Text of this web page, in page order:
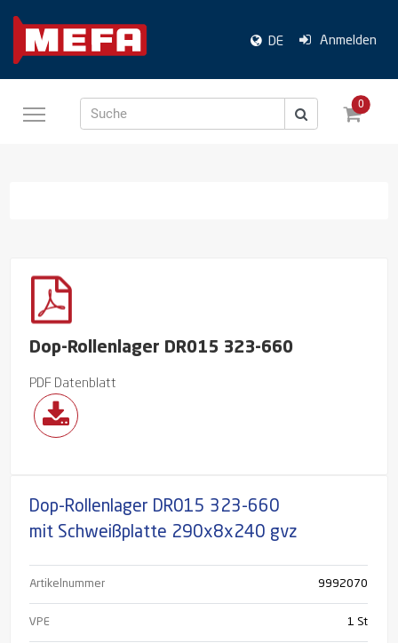
DE Anmelden
Suche
0
Dop-Rollenlager DR015 323-660
PDF Datenblatt
Dop-Rollenlager DR015 323-660
mit Schweißplatte 290x8x240 gvz
Artikelnummer 9992070
VPE 1 St